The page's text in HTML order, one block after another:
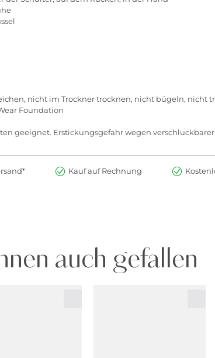
nicht im Trockner trocknen, nicht bügeln, nicht
Foundation
geeignet. Erstickungsgefahr wegen
Kauf auf Rechnung
auch gefallen